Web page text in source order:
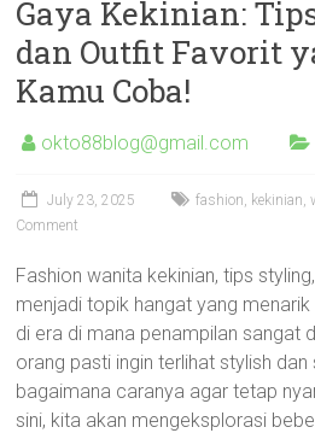
Gaya Kekinian:
dan Outfit Favorit
Kamu Coba!
okto88blog@gmail.com
July 23, 2025 fashion, kekinian,
Comment
Fashion wanita kekinian, tips
menjadi topik hangat yang
di era di mana penampilan sangat
orang pasti ingin terlihat stylish
bagaimana caranya agar tetap
sini, kita akan mengeksplorasi